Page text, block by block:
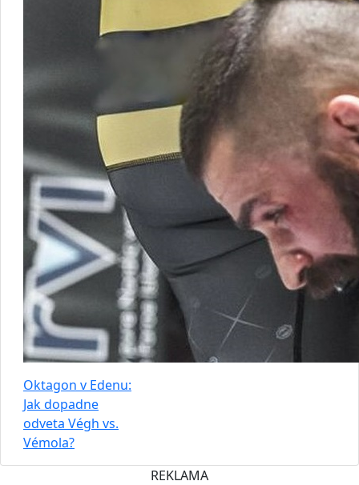
Oktagon v Edenu:
Jak dopadne
odveta Végh vs.
Vémola?
REKLAMA